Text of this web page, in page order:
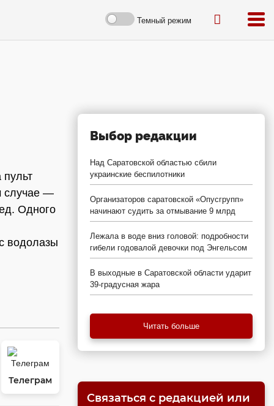
Темный режим
случае —
Одного
водолазы
Телеграм
Выбор редакции
Над Саратовской областью сбили
украинские беспилотники
Организаторов саратовской «Опусгрупп»
начинают судить за отмывание 9 млрд
Лежала в воде вниз головой: подробности
гибели годовалой девочки под Энгельсом
В выходные в Саратовской области ударит
39-градусная жара
Читать больше
Связаться с редакцией или